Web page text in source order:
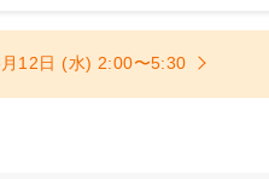
12日 (水) 2:00〜5:30